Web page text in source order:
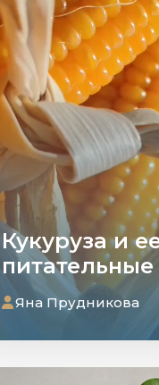
Кукуруза и
Яна Прудникова